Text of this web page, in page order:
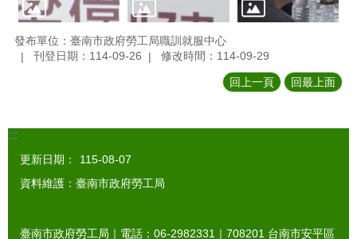
發布單位：臺南市政府勞工局職訓就服中心
刊登日期：114-09-26
修改時間：114-09-29
回上一頁 回最上面
:::
更新日期：
115-08-07
資料維護：臺南市政府勞工局
臺南市政府勞工局｜電話：06-2982331｜ 708201 台南市安平區